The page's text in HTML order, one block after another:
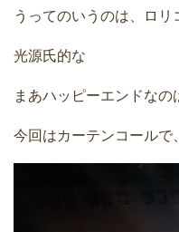
うってのいうのは、ロリ
光源氏的な
まあハッピーエンドなの
今回はカーテンコールで